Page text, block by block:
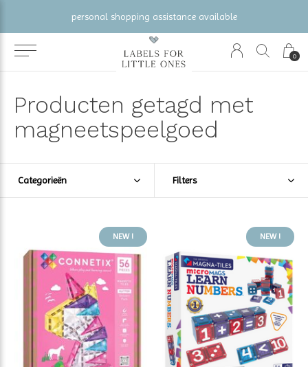
0
gratis verzending vanaf €100 (NL/BE/DE)
Producten getagd met
magneetspeelgoed
Categorieën Filters
NEW ! NEW !